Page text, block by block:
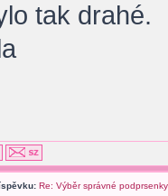
tak drahé.
Re: Výběr správné podprsenky